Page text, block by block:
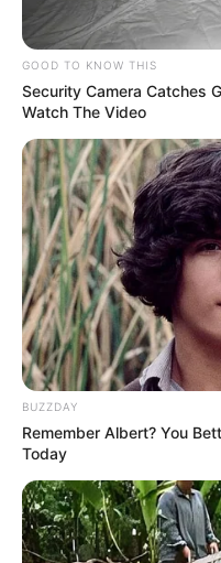
TAGS
ΕΥΒΟΙΑ
GOOD TO KNOW THIS
Security Camera Catches
Watch The Video
BUZZDAY
Remember Albert? You
Today